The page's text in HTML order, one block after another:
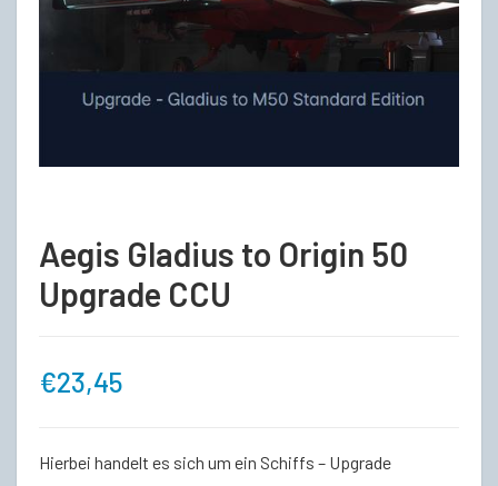
Aegis Gladius to Origin 50
Upgrade CCU
€23,45
Hierbei handelt es sich um ein Schiffs – Upgrade